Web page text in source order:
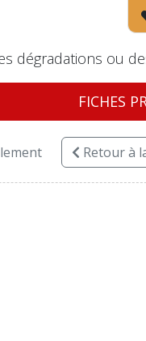
dégradations ou
FICHES
Retourà